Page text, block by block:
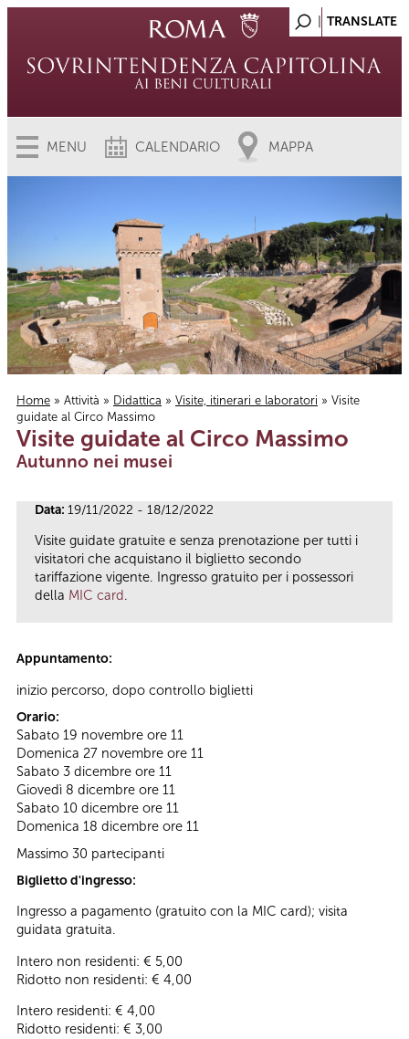
MENU CALENDARIO MAPPA
Tu sei qui
Home » Attività » Didattica » Visite, itinerari e laboratori » Visite
guidate al Circo Massimo
Visite guidate al Circo Massimo
Autunno nei musei
Data: 19/11/2022 - 18/12/2022
Visite guidate gratuite e senza prenotazione per tutti i
visitatori che acquistano il biglietto secondo
tariffazione vigente. Ingresso gratuito per i possessori
della MIC card.
Appuntamento:
inizio percorso, dopo controllo biglietti
Orario:
Sabato 19 novembre ore 11
Domenica 27 novembre ore 11
Sabato 3 dicembre ore 11
Giovedì 8 dicembre ore 11
Sabato 10 dicembre ore 11
Domenica 18 dicembre ore 11
Massimo 30 partecipanti
Biglietto d'ingresso:
Ingresso a pagamento (gratuito con la MIC card); visita
guidata gratuita.
Intero non residenti: € 5,00
Ridotto non residenti: € 4,00
Intero residenti: € 4,00
Ridotto residenti: € 3,00